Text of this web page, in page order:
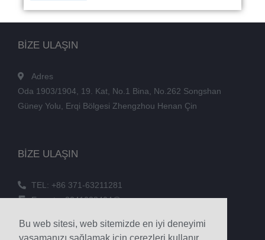
Bu web sitesi, web sitemizde en iyi deneyimi
BİZE ULAŞIN
TEL: +86 371-63211281
E-posta: 3241038404@qq.com
Telefon: +86 18039336686
BİZE ULAŞIN
Adres
Oda 1903/1904, 19. Kat, No.1 Bina, No.262 Songshan
Güney Yolu, Erqi Bölgesi Zhengzhou Henan Çin